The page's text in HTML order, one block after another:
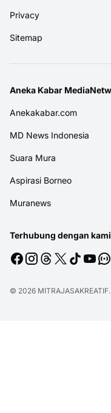
Privacy
Sitemap
Aneka Kabar
Anekakabar.com
MD News Indonesia
Suara Mura
Aspirasi Borneo
Muranews
Terhubung dengan kami
© 2026 MITRAJASAKREATIF